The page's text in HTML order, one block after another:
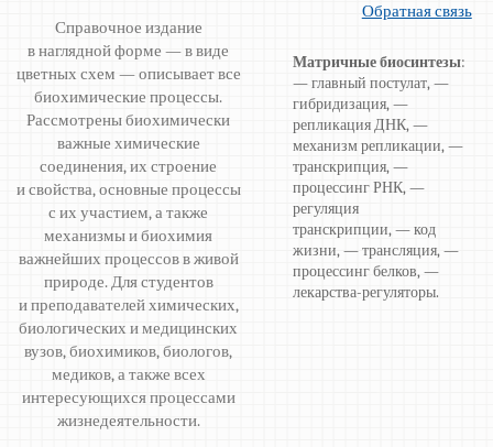
Справочное издание
в наглядной форме — в виде
цветных схем — описывает все
биохимические процессы.
Рассмотрены биохимически
важные химические
соединения, их строение
и свойства, основные процессы
с их участием, а также
механизмы и биохимия
важнейших процессов в живой
природе. Для студентов
и преподавателей химических,
биологических и медицинских
вузов, биохимиков, биологов,
медиков, а также всех
интересующихся процессами
жизнедеятельности.
Обратная связь
Матричные биосинтезы:
— главный постулат, —
гибридизация, —
репликация ДНК, —
механизм репликации, —
транскрипция, —
процессинг РНК, —
регуляция
транскрипции, — код
жизни, — трансляция, —
процессинг белков, —
лекарства-регуляторы.